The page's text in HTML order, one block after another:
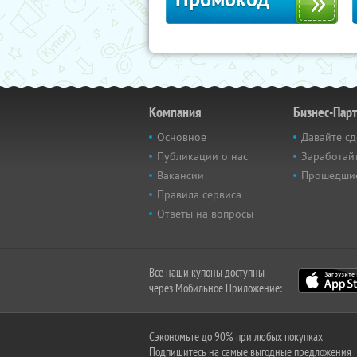
Компания
Основное
Публикации о нас
Вакансии
Правила сервиса
Ответы на вопросы
Бизнес-
Давайте
Все наши купоны доступны
через Мобильное Приложение:
Сэкономьте до 90% при любых покупках
Подпишитесь на самые выгодные предложения